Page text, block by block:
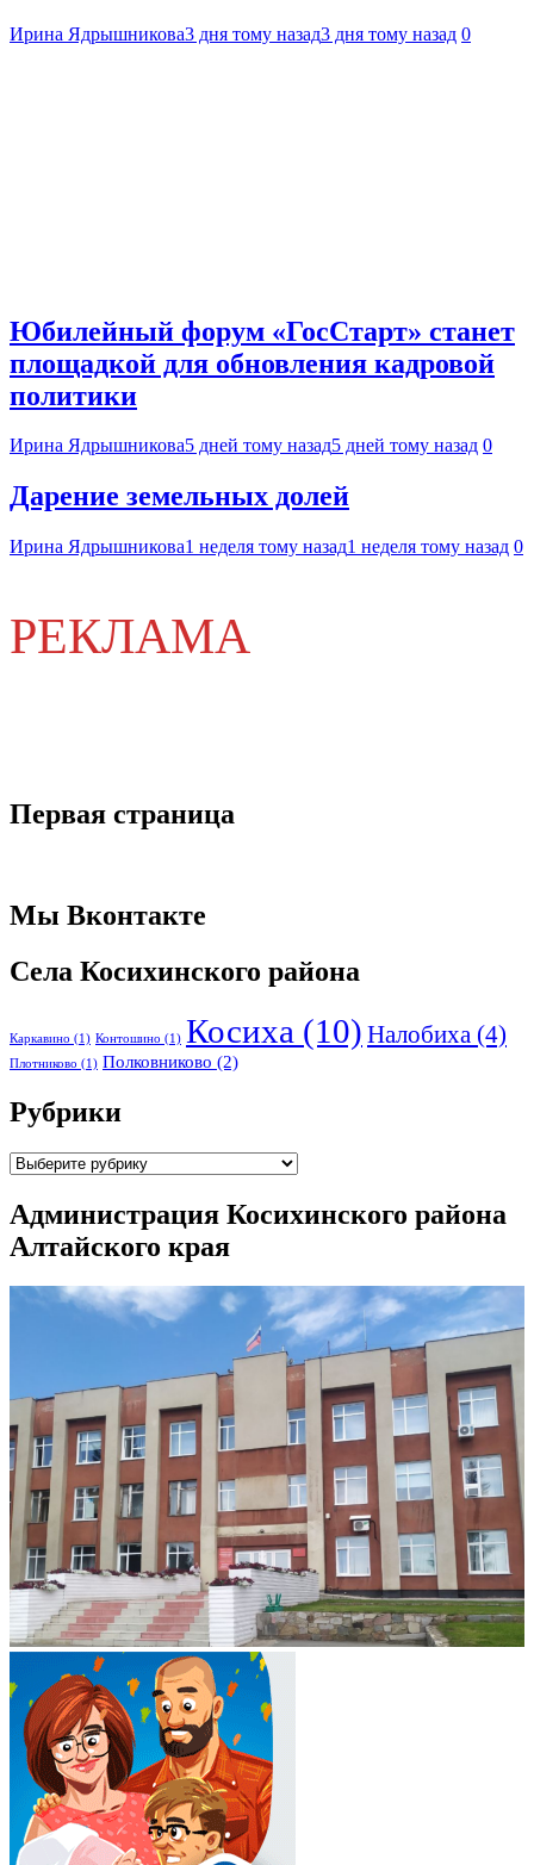
Ирина Ядрышникова3 дня тому назад3 дня тому назад 0
Юбилейный форум «ГосСтарт» станет
площадкой для обновления кадровой
политики
Ирина Ядрышникова5 дней тому назад5 дней тому назад 0
Дарение земельных долей
Ирина Ядрышникова1 неделя тому назад1 неделя тому назад 0
РЕКЛАМА
Первая страница
Мы Вконтакте
Села Косихинского района
Каркавино (1) Контошино (1) Косиха (10) Налобиха (4)
Плотниково (1) Полковниково (2)
Рубрики
Рубрики
Администрация Косихинского района
Алтайского края